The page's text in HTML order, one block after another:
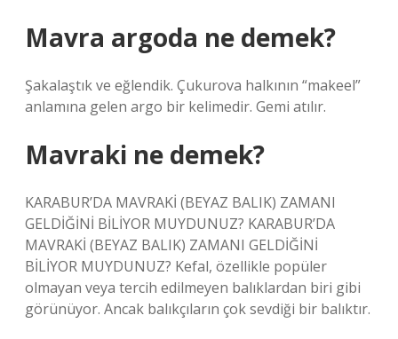
Mavra argoda ne demek?
Şakalaştık ve eğlendik. Çukurova halkının “makeel”
anlamına gelen argo bir kelimedir. Gemi atılır.
Mavraki ne demek?
KARABUR’DA MAVRAKİ (BEYAZ BALIK) ZAMANI
GELDİĞİNİ BİLİYOR MUYDUNUZ? KARABUR’DA
MAVRAKİ (BEYAZ BALIK) ZAMANI GELDİĞİNİ
BİLİYOR MUYDUNUZ? Kefal, özellikle popüler
olmayan veya tercih edilmeyen balıklardan biri gibi
görünüyor. Ancak balıkçıların çok sevdiği bir balıktır.